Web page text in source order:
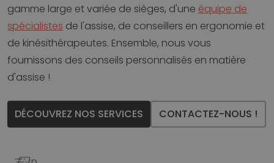
gamme large et variée de sièges, d'une équipe de
spécialistes de l'assise, de conseillers en ergonomie et
de kinésithérapeutes. Ensemble, nous vous
fournissons des conseils personnalisés en matière
d'assise !
DÉCOUVREZ NOS SERVICES CONTACTEZ-NOUS !